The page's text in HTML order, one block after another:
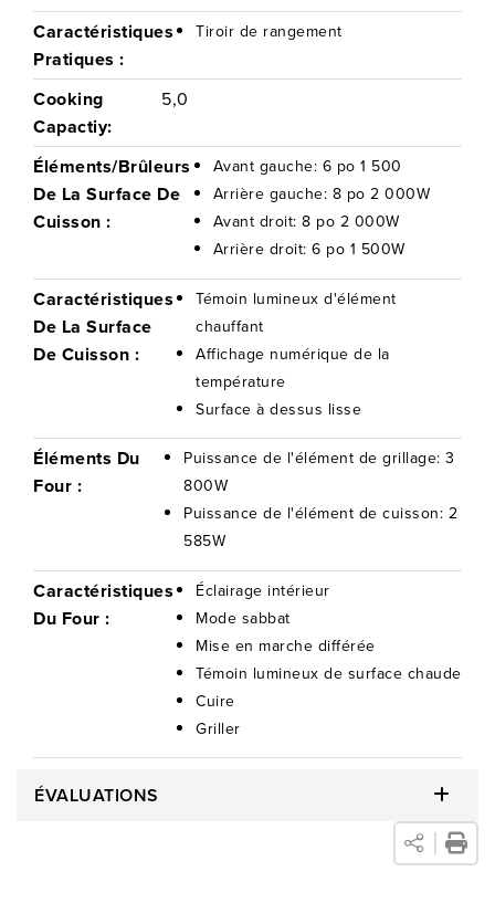
Caractéristiques
Pratiques :
Tiroir de rangement
Cooking
Capactiy:
5,0
Éléments/brûleurs
De La Surface De
Cuisson :
Avant gauche: 6 po 1 500
Arrière gauche: 8 po 2 000W
Avant droit: 8 po 2 000W
Arrière droit: 6 po 1 500W
Caractéristiques
De La Surface
De Cuisson :
Témoin lumineux d'élément
chauffant
Affichage numérique de la
température
Surface à dessus lisse
Éléments Du
Four :
Puissance de l'élément de grillage: 3
800W
Puissance de l'élément de cuisson: 2
585W
Caractéristiques
Du Four :
Éclairage intérieur
Mode sabbat
Mise en marche différée
Témoin lumineux de surface chaude
Cuire
Griller
ÉVALUATIONS